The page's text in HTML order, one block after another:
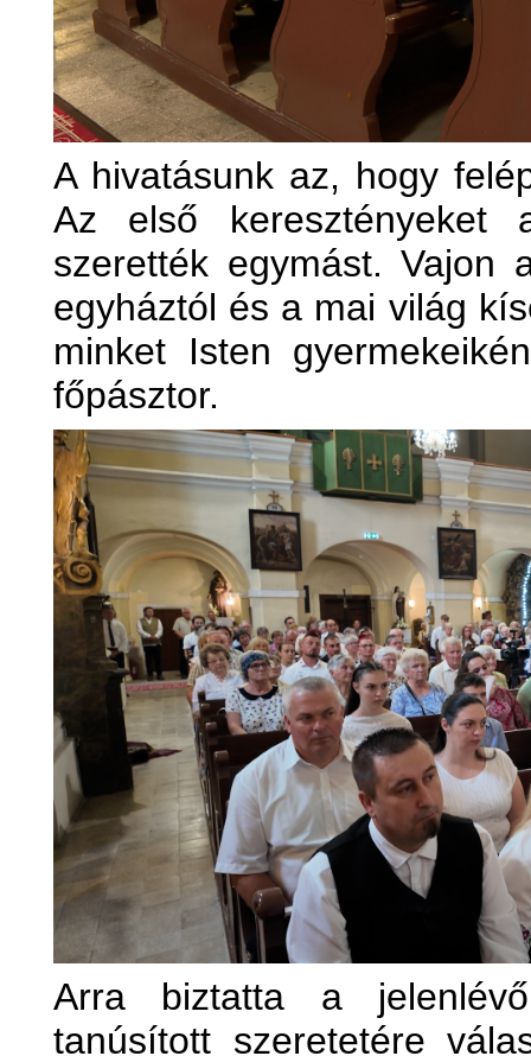
A hivatásunk az, hogy
Az első keresztényeket
szerették egymást. Vajon
egyháztól és a mai világ
minket Isten
főpásztor.
Arra biztatta a
tanúsított szeretetére